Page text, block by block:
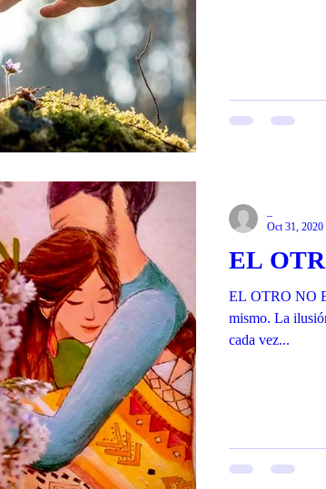
EL
EL OTRO NO
mismo. La
cada vez...
Oct 31, 2020